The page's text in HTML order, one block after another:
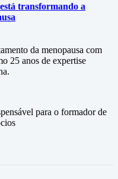
transformando a
da menopausa com
25 anos de expertise
para o formador de